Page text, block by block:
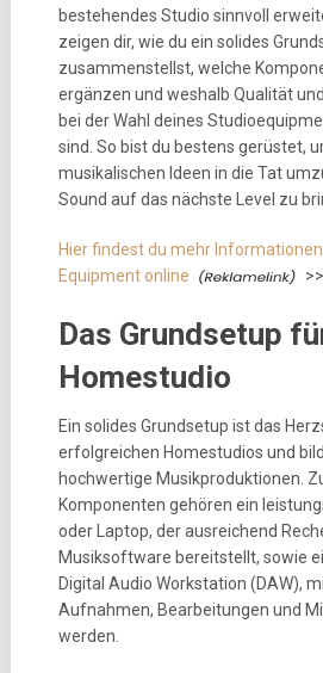
bestehendes Studio sinnvoll
zeigen dir, wie du ein solides
zusammenstellst, welche
ergänzen und weshalb Qualität
bei der Wahl deines
sind. So bist du bestens gerüstet,
musikalischen Ideen in die Tat
Sound auf das nächste Level zu
Hier findest du mehr
Equipment online
>>
Das Grundsetup
Homestudio
Ein solides Grundsetup ist das
erfolgreichen Homestudios und
hochwertige Musikproduktionen.
Komponenten gehören ein
oder Laptop, der ausreichend
Musiksoftware bereitstellt, sowie
Digital Audio Workstation (DAW),
Aufnahmen, Bearbeitungen und
werden.